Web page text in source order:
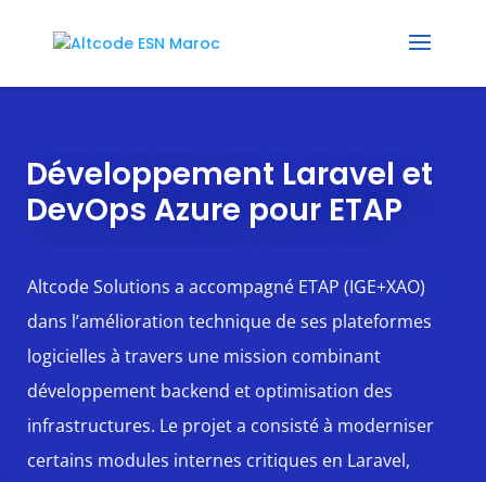
Développement Laravel et
DevOps Azure pour ETAP
Altcode Solutions a accompagné ETAP (IGE+XAO)
dans l’amélioration technique de ses plateformes
logicielles à travers une mission combinant
développement backend et optimisation des
infrastructures. Le projet a consisté à moderniser
certains modules internes critiques en Laravel,